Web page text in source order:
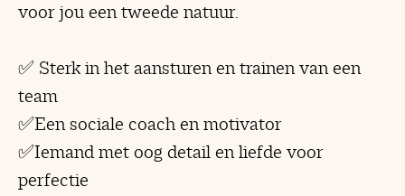
voor jou een tweede natuur.
✅ Sterk in het aansturen en trainen van een
team
✅Een sociale coach en motivator
✅Iemand met oog detail en liefde voor
perfectie